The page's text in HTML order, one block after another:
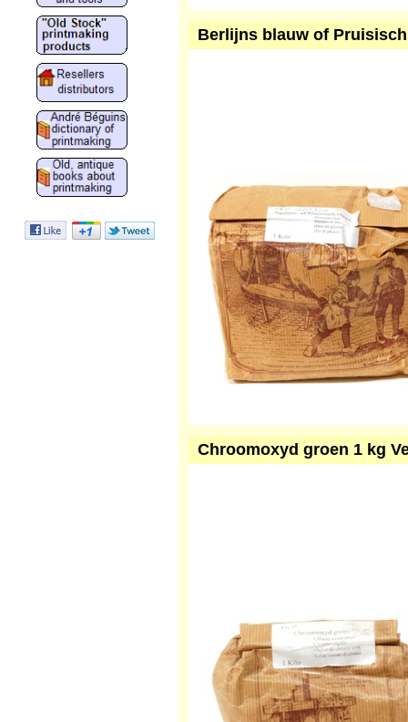
Berlijns blauw of
Chroomoxyd groen 1 kg